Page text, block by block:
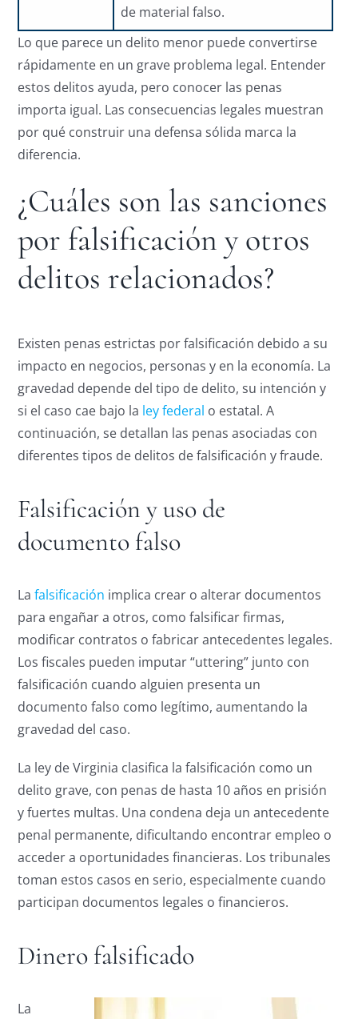
de material falso.
Lo que parece un delito menor puede convertirse
rápidamente en un grave problema legal. Entender
estos delitos ayuda, pero conocer las penas
importa igual. Las consecuencias legales muestran
por qué construir una defensa sólida marca la
diferencia.
¿Cuáles son las sanciones
por falsificación y otros
delitos relacionados?
Existen penas estrictas por falsificación debido a su
impacto en negocios, personas y en la economía. La
gravedad depende del tipo de delito, su intención y
si el caso cae bajo la ley federal o estatal. A
continuación, se detallan las penas asociadas con
diferentes tipos de delitos de falsificación y fraude.
Falsificación y uso de
documento falso
Lafalsificación implica crear o alterar documentos
para engañar a otros, como falsificar firmas,
modificar contratos o fabricar antecedentes legales.
Los fiscales pueden imputar “uttering” junto con
falsificación cuando alguien presenta un
documento falso como legítimo, aumentando la
gravedad del caso.
La ley de Virginia clasifica la falsificación como un
delito grave, con penas de hasta 10 años en prisión
y fuertes multas. Una condena deja un antecedente
penal permanente, dificultando encontrar empleo o
acceder a oportunidades financieras. Los tribunales
toman estos casos en serio, especialmente cuando
participan documentos legales o financieros.
Dinero falsificado
La